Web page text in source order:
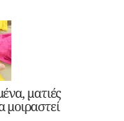
ματιές
μοιραστεί